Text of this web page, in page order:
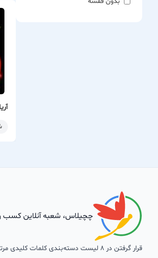
چچیلاس، شعبه آنلاین کسب و
قرار گرفتن در 8 لیست دسته‌بندی کلمات